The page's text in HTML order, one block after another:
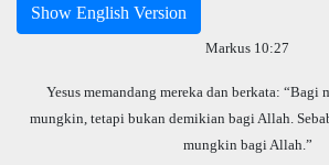
Show English Version
Markus 10:27
Yesus memandang mereka dan berkata: “Bagi
mungkin, tetapi bukan demikian bagi Allah.
mungkin bagi Allah.”